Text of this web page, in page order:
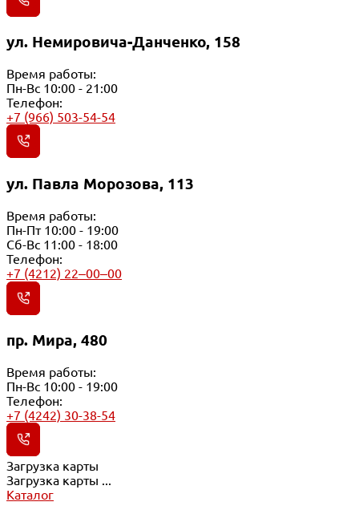
ул. Немировича-Данченко, 158
Время работы:
Пн-Вс 10:00 - 21:00
Телефон:
+7 (966) 503-54-54
ул. Павла Морозова, 113
Время работы:
Пн-Пт 10:00 - 19:00
Сб-Вс 11:00 - 18:00
Телефон:
+7 (4212) 22‒00‒00
пр. Мира, 480
Время работы:
Пн-Вс 10:00 - 19:00
Телефон:
+7 (4242) 30-38-54
Загрузка карты
Загрузка карты ...
Каталог